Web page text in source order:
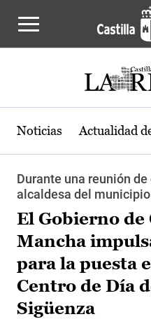
Noticias Actualidad
Durante una reunión
alcaldesa del municipio
El Gobierno de
Mancha
para la puesta
Centro de Día
Sigüenza